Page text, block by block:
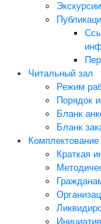
Экскурсии
Читальный зал
Режим
Порядок
Бланк
Бланк
Комплектование
Краткая